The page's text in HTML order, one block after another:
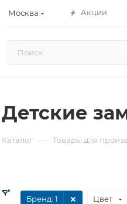
Москва Акции
Детские
Каталог — Товары для
Бренд: 1 Цвет